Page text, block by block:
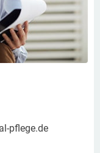
pflege.de